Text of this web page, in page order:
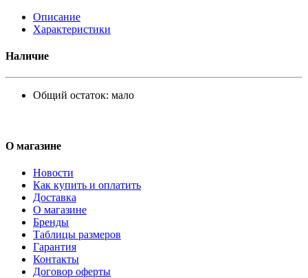
Описание
Характеристики
Наличие
Общий остаток: мало
О магазине
Новости
Как купить и оплатить
Доставка
О магазине
Бренды
Таблицы размеров
Гарантия
Контакты
Договор оферты